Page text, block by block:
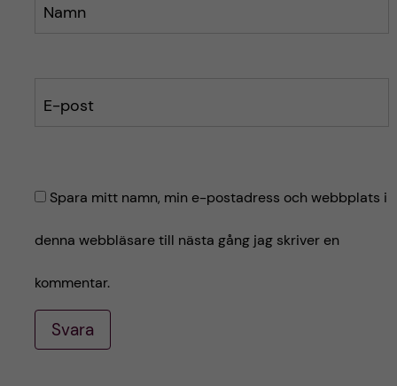
Namn
E-post
Spara mitt namn, min e-postadress och webbplats i
denna webbläsare till nästa gång jag skriver en
kommentar.
Svara